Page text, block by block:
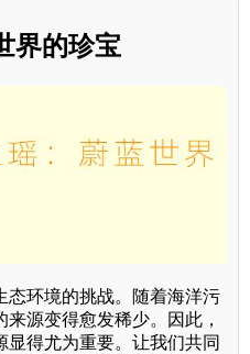
界的珍宝
态环境的挑战。随着海洋污
源变得愈发稀少。因此，
得尤为重要。让我们共同